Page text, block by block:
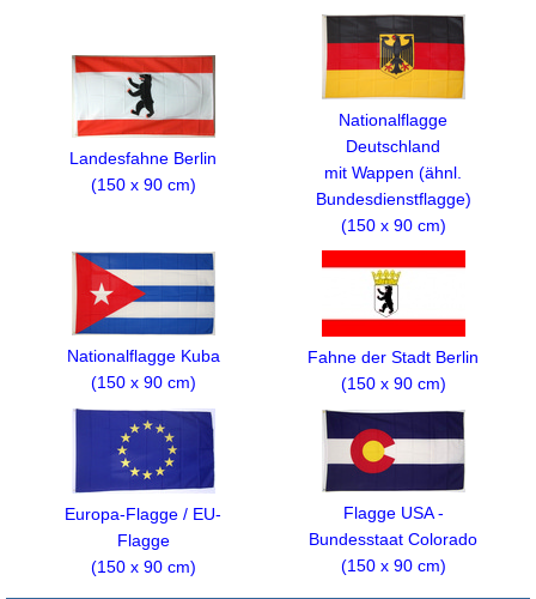
Landesfahne Berlin
(150 x 90 cm)
Nationalflagge
Deutschland
mit Wappen (ähnl.
Bundesdienstflagge)
(150 x 90 cm)
Nationalflagge Kuba
(150 x 90 cm)
Fahne der Stadt Berlin
(150 x 90 cm)
Europa-Flagge / EU-
Flagge
(150 x 90 cm)
Flagge USA -
Bundesstaat Colorado
(150 x 90 cm)